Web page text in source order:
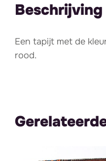
Beschrijving
Een tapijt met de
rood.